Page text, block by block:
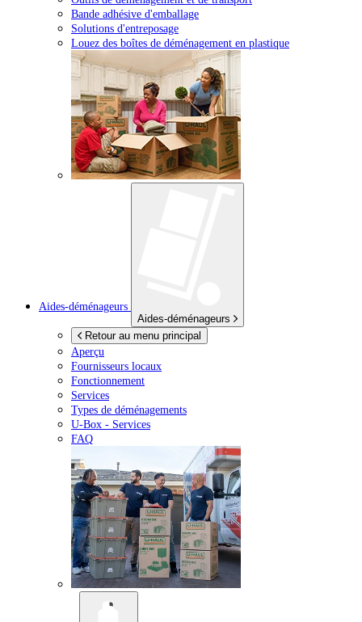
Bande adhésive d'emballage
Solutions d'entreposage
Louez des boîtes de déménagement en plastique
Aides-déménageurs
Aides-déménageurs
Retour au menu principal
Aperçu
Fournisseurs locaux
Fonctionnement
Services
Types de déménagements
U-Box - Services
FAQ